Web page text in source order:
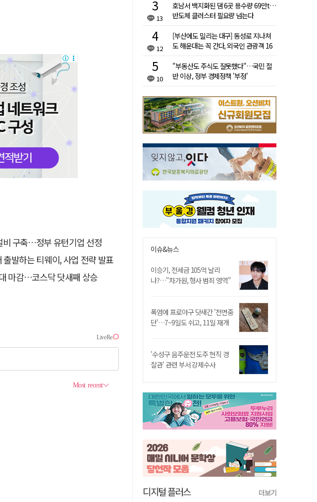
비 구축…정부 유턴기업 선정
발하는 티웨이, 사업 전략 발표
마감…코스닥 닷새째 상승
13
호남서 백지화된 댐 6곳 용수량 69만t…
반도체 클러스터 필요량 넘는다
12
[부산에도 밀리는 대구] 동성로 지나쳐
도 해운대는 꼭 간다, 외국인 관광객 16
10
"부동산도 주식도 잘못했다"…국민 절
반 이상, 정부 경제정책 '부정'
이슈&뉴스
이승기, 전세금 105억 날리
나?…"차가원, 형사 범죄 영역"
폭염에 프로야구 닷새간 '전면중
단'…7~9일도 쉬고, 11일 재개
'수성구 음주운전 도주 현직 경
찰관' 관련 부서 강제수사
디지털 플러스 더보기